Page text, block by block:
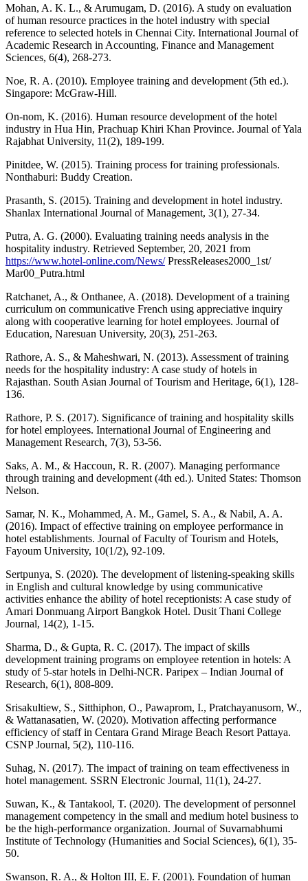
Mohan, A. K. L., & Arumugam, D. (2016). A study on evaluation
of human resource practices in the hotel industry with special
reference to selected hotels in Chennai City. International Journal of
Academic Research in Accounting, Finance and Management
Sciences, 6(4), 268-273.
Noe, R. A. (2010). Employee training and development (5th ed.).
Singapore: McGraw-Hill.
On-nom, K. (2016). Human resource development of the hotel
industry in Hua Hin, Prachuap Khiri Khan Province. Journal of Yala
Rajabhat University, 11(2), 189-199.
Pinitdee, W. (2015). Training process for training professionals.
Nonthaburi: Buddy Creation.
Prasanth, S. (2015). Training and development in hotel industry.
Shanlax International Journal of Management, 3(1), 27-34.
Putra, A. G. (2000). Evaluating training needs analysis in the
hospitality industry. Retrieved September, 20, 2021 from
https://www.hotel-online.com/News/PressReleases2000_1st/
Mar00_Putra.html
Ratchanet, A., & Onthanee, A. (2018). Development of a training
curriculum on communicative French using appreciative inquiry
along with cooperative learning for hotel employees. Journal of
Education, Naresuan University, 20(3), 251-263.
Rathore, A. S., & Maheshwari, N. (2013). Assessment of training
needs for the hospitality industry: A case study of hotels in
Rajasthan. South Asian Journal of Tourism and Heritage, 6(1), 128-
136.
Rathore, P. S. (2017). Significance of training and hospitality skills
for hotel employees. International Journal of Engineering and
Management Research, 7(3), 53-56.
Saks, A. M., & Haccoun, R. R. (2007). Managing performance
through training and development (4th ed.). United States: Thomson
Nelson.
Samar, N. K., Mohammed, A. M., Gamel, S. A., & Nabil, A. A.
(2016). Impact of effective training on employee performance in
hotel establishments. Journal of Faculty of Tourism and Hotels,
Fayoum University, 10(1/2), 92-109.
Sertpunya, S. (2020). The development of listening-speaking skills
in English and cultural knowledge by using communicative
activities enhance the ability of hotel receptionists: A case study of
Amari Donmuang Airport Bangkok Hotel. Dusit Thani College
Journal, 14(2), 1-15.
Sharma, D., & Gupta, R. C. (2017). The impact of skills
development training programs on employee retention in hotels: A
study of 5-star hotels in Delhi-NCR. Paripex – Indian Journal of
Research, 6(1), 808-809.
Srisakultiew, S., Sitthiphon, O., Pawaprom, I., Pratchayanusorn, W.,
& Wattanasatien, W. (2020). Motivation affecting performance
efficiency of staff in Centara Grand Mirage Beach Resort Pattaya.
CSNP Journal, 5(2), 110-116.
Suhag, N. (2017). The impact of training on team effectiveness in
hotel management. SSRN Electronic Journal, 11(1), 24-27.
Suwan, K., & Tantakool, T. (2020). The development of personnel
management competency in the small and medium hotel business to
be the high-performance organization. Journal of Suvarnabhumi
Institute of Technology (Humanities and Social Sciences), 6(1), 35-
50.
Swanson, R. A., & Holton III, E. F. (2001). Foundation of human